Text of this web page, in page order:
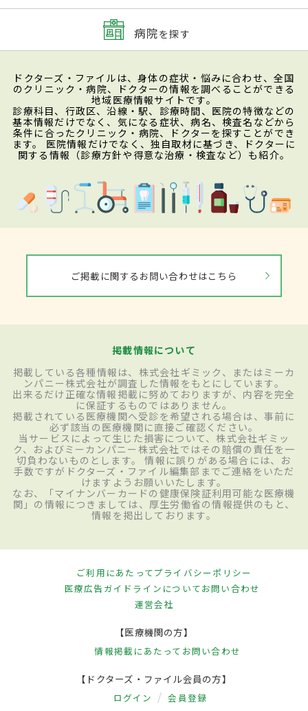
病院を探す
ドクターズ・ファイルは、身体の症状・悩みに合わせ、全国
のクリニック・病院、ドクターの情報を調べることができる
地域医療情報サイトです。
診療科目、行政区、沿線・駅、診療時間、医院の特徴などの
基本情報だけでなく、気になる症状、病名、検査名などから
条件に合ったクリニック・病院、ドクターを探すことができ
ます。 医院情報だけでなく、独自取材に基づき、ドクターに
関する情報（診療方針や得意な治療・検査など）も紹介。
ご掲載に関するお問い合わせはこちら
掲載情報について
掲載している各種情報は、株式会社ギミック、またはミーカ
ンパニー株式会社が調査した情報をもとにしています。
出来るだけ正確な情報掲載に努めておりますが、内容を完全
に保証するものではありません。
掲載されている医療機関へ受診を希望される場合は、事前に
必ず該当の医療機関に直接ご確認ください。
当サービスによって生じた損害について、株式会社ギミッ
ク、およびミーカンパニー株式会社ではその賠償の責任を一
切負わないものとします。 情報に誤りがある場合には、お
手数ですがドクターズ・ファイル編集部までご連絡をいただ
けますようお願いいたします。
なお、「マイナンバーカードの健康保険証利用可能な医療機
関」の情報につきましては、厚生労働省の情報提供のもと、
情報を掲出しております。
ご利用にあたってプライバシーポリシー
医療広告ガイドラインについてお問い合わせ
運営会社
【医療機関の方】
情報掲載にあたって お問い合わせ
【ドクターズ・ファイル会員の方】
ログイン 会員登録